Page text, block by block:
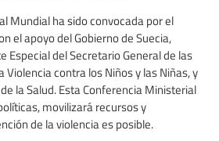
Mundial ha sido convocada por el
el apoyo del Gobierno de Suecia,
Especial del Secretario General de las
Violencia contra los Niños y las Niñas, y
la Salud. Esta Conferencia Ministerial
movilizará recursos y
de la violencia es posible.